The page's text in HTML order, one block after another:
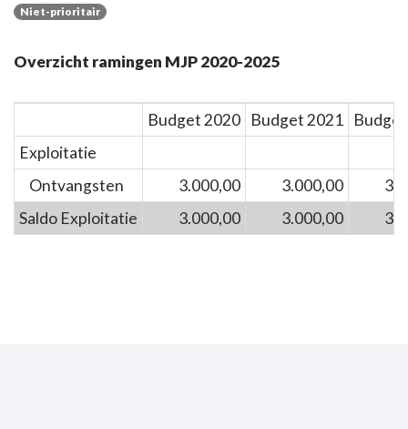
Niet-prioritair
Overzicht ramingen MJP 2020-2025
Budget 2020 Budget 2021
Exploitatie
Ontvangsten
3.000,00 3.000,00
Saldo Exploitatie
3.000,00 3.000,00